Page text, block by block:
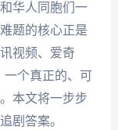
华人同胞们一
题的核心正是
视频、爱奇
一个真正的、可
本文将一步步
剧答案。